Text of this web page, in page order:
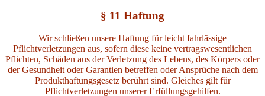
§ 11 Haftung
Wir schließen unsere Haftung für leicht fahrlässige
Pflichtverletzungen aus, sofern diese keine vertragswesentlichen
Pflichten, Schäden aus der Verletzung des Lebens, des Körpers oder
der Gesundheit oder Garantien betreffen oder Ansprüche nach dem
Produkthaftungsgesetz berührt sind. Gleiches gilt für
Pflichtverletzungen unserer Erfüllungsgehilfen.